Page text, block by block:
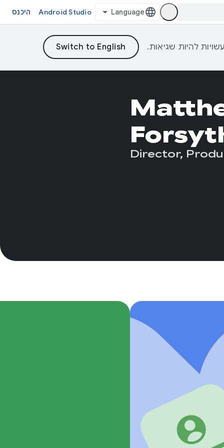
Android Studio היכנס
Director,